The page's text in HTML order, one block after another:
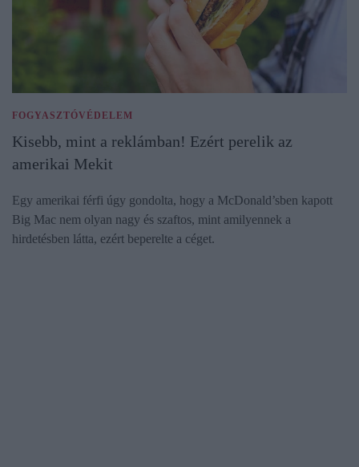
FOGYASZTÓVÉDELEM
Kisebb, mint a reklámban! Ezért perelik az
amerikai Mekit
Egy amerikai férfi úgy gondolta, hogy a McDonald’sben kapott
Big Mac nem olyan nagy és szaftos, mint amilyennek a
hirdetésben látta, ezért beperelte a céget.